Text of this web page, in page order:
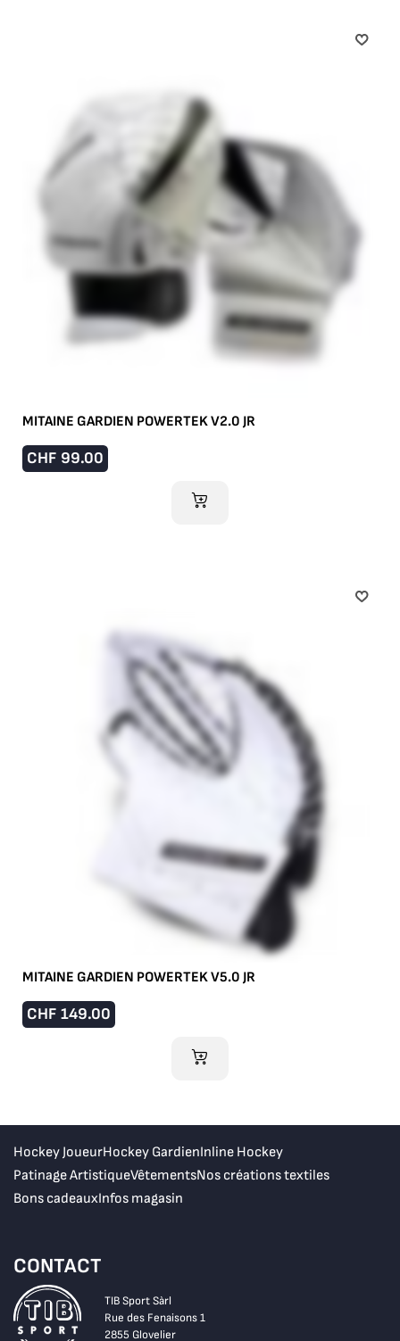
MITAINE GARDIEN POWERTEK V2.0 JR
CHF 99.00
AJOUTER AU PANIER
MITAINE GARDIEN POWERTEK V5.0 JR
CHF 149.00
AJOUTER AU PANIER
Hockey JoueurHockey GardienInline Hockey
Patinage ArtistiqueVêtementsNos créations textiles
Bons cadeauxInfos magasin
CONTACT
TIB Sport Sàrl
Rue des Fenaisons 1
2855 Glovelier